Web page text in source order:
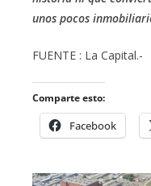
unos pocos
FUENTE : La Capital.-
Comparte esto:
Facebook